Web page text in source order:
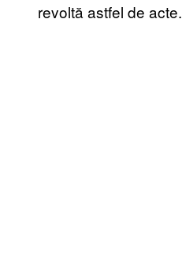
revoltă astfel de acte.